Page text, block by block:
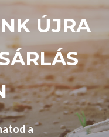
ÚJRA
a